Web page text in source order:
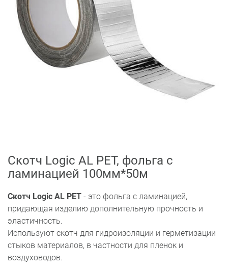
Скотч Logic AL PET, фольга с
ламинацией 100мм*50м
Скотч Logic AL PET - это фольга с ламинацией,
придающая изделию дополнительную прочность и
эластичность.
Используют скотч для гидроизоляции и герметизации
стыков материалов, в частности для пленок и
воздуховодов.